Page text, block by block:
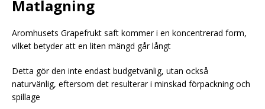
Matlagning
Aromhusets Grapefrukt saft kommer i en koncentrerad form,
vilket betyder att en liten mängd går långt
Detta gör den inte endast budgetvänlig, utan också
naturvänlig, eftersom det resulterar i minskad förpackning och
spillage